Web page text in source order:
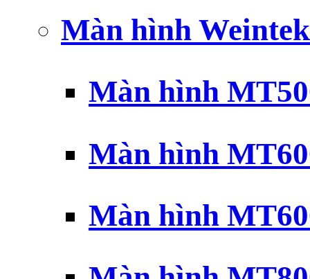
Màn hình
Màn hình
Màn hình
Màn hình